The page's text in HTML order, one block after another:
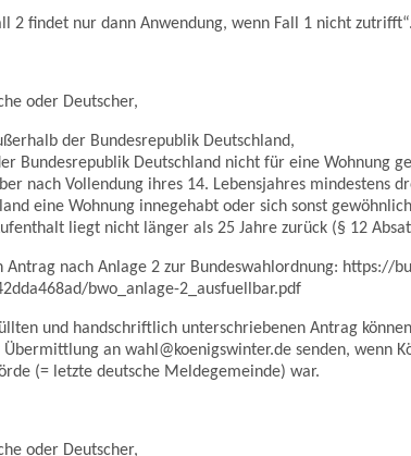
2 findet nur dann Anwendung, wenn Fall 1 nicht zutrifft“.
oder Deutscher,
der Bundesrepublik Deutschland,
Bundesrepublik Deutschland nicht für eine Wohnung
nach Vollendung ihres 14. Lebensjahres mindestens
eine Wohnung innegehabt oder sich sonst
liegt nicht länger als 25 Jahre zurück (§ 12
Antrag nach Anlage 2 zur Bundeswahlordnung:
bwo_anlage-2_ausfuellbar.pdf
und handschriftlich unterschriebenen Antrag
an wahl@koenigswinter.de senden, wenn
(= letzte deutsche Meldegemeinde) war.
oder Deutscher,